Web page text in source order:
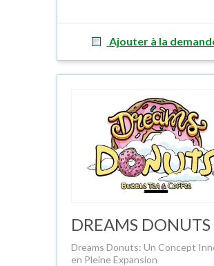
Ajouter à la
DREAMS DONUTS
Dreams Donuts: Un Concept
en Pleine Expansion